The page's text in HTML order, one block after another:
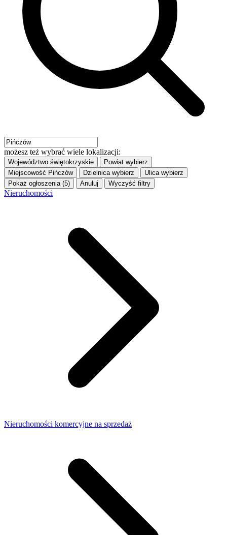
możesz też wybrać wiele lokalizacji:
Województwo świętokrzyskie Powiat wybierz
Miejscowość Pińczów Dzielnica wybierz Ulica wybierz
Pokaż ogłoszenia (5)
Anuluj Wyczyść filtry
Nieruchomości
Nieruchomości komercyjne na sprzedaż